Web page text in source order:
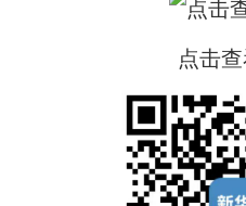
点击